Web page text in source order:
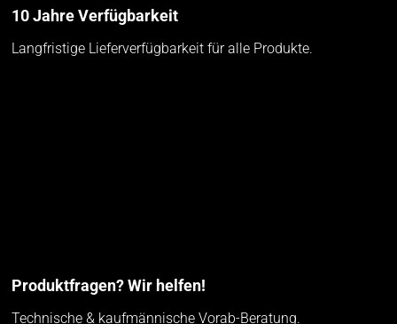
10 Jahre Verfügbarkeit
Langfristige Lieferverfügbarkeit für alle Produkte.
Produktfragen? Wir helfen!
Technische & kaufmännische Vorab-Beratung.